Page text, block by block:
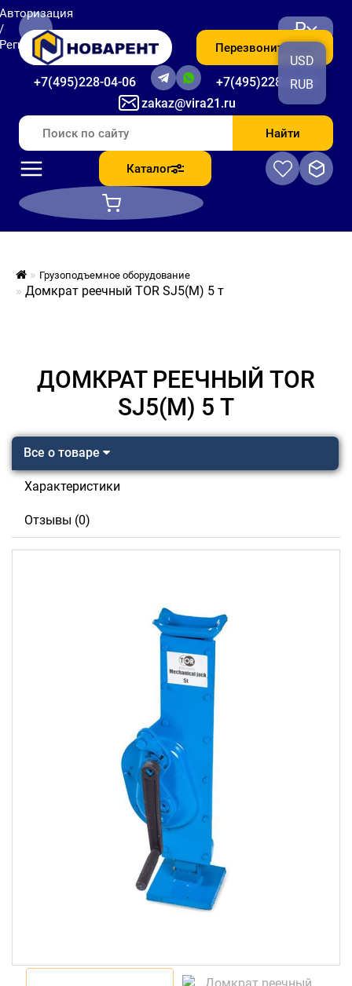
zakaz@vira21.ru
+7(495)228-04-06 +7(495)228-06-56
Перезвоните мне
₽
USD
RUB
Найти
Каталог
Грузоподъемное оборудование
Домкрат реечный TOR SJ5(M) 5 т
ДОМКРАТ РЕЕЧНЫЙ TOR
SJ5(M) 5 Т
Все о товаре
Характеристики
Отзывы (0)